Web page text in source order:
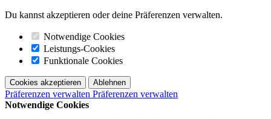
Du kannst akzeptieren oder deine Präferenzen verwalten.
Notwendige Cookies
Leistungs-Cookies
Funktionale Cookies
Cookies akzeptieren Ablehnen
Präferenzen verwalten Präferenzen verwalten
Notwendige Cookies